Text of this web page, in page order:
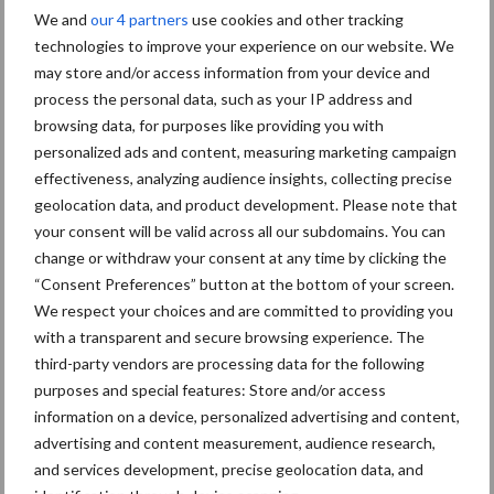
We and our 4 partners use cookies and other tracking
technologies to improve your experience on our website. We
may store and/or access information from your device and
process the personal data, such as your IP address and
browsing data, for purposes like providing you with
personalized ads and content, measuring marketing campaign
effectiveness, analyzing audience insights, collecting precise
geolocation data, and product development. Please note that
your consent will be valid across all our subdomains. You can
change or withdraw your consent at any time by clicking the
“Consent Preferences” button at the bottom of your screen.
We respect your choices and are committed to providing you
with a transparent and secure browsing experience. The
third-party vendors are processing data for the following
purposes and special features: Store and/or access
information on a device, personalized advertising and content,
advertising and content measurement, audience research,
and services development, precise geolocation data, and
grillig: droogte en
geopolitiek houden handel
in de greep
De speenhuid: een vaak
onderschatte risicofactor
voor mastitis
ForFarmers ziet volume en
marktaandeel groeien in
krimpende Nederlandse
markt
Themapagina's